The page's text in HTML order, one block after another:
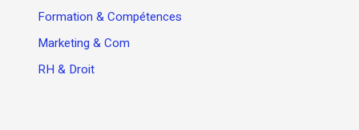
Formation & Compétences
Marketing & Com
RH & Droit